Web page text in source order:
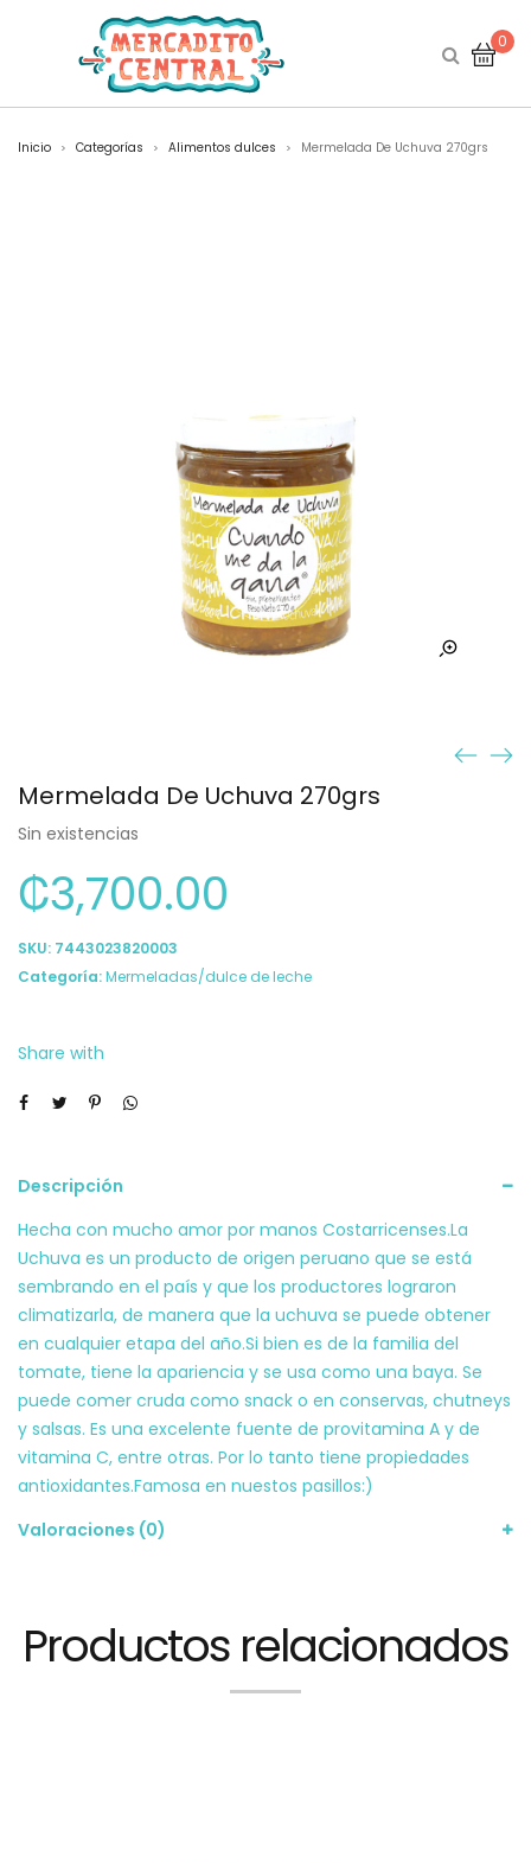
0
Inicio > Categorías > Alimentos dulces > Mermelada De Uchuva 270grs
Mermelada De Uchuva 270grs
Sin existencias
₡3,700.00
SKU: 7443023820003
Categoría:Mermeladas/dulce de leche
Share with
Descripción
Hecha con mucho amor por manos Costarricenses.La
Uchuva es un producto de origen peruano que se está
sembrando en el país y que los productores lograron
climatizarla, de manera que la uchuva se puede obtener
en cualquier etapa del año.Si bien es de la familia del
tomate, tiene la apariencia y se usa como una baya. Se
puede comer cruda como snack o en conservas, chutneys
y salsas. Es una excelente fuente de provitamina A y de
vitamina C, entre otras. Por lo tanto tiene propiedades
antioxidantes.Famosa en nuestos pasillos:)
Valoraciones (0)
Productos relacionados